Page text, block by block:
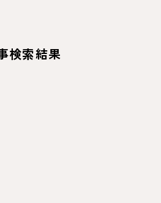
検索結果